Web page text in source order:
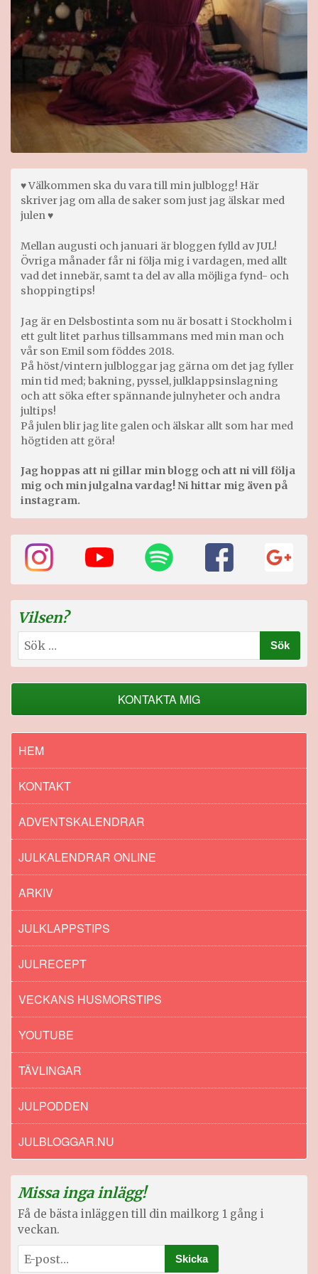
♥ Välkommen ska du vara till min julblogg! Här
skriver jag om alla de saker som just jag älskar med
julen ♥
Mellan augusti och januari är bloggen fylld av JUL!
Övriga månader får ni följa mig i vardagen, med allt
vad det innebär, samt ta del av alla möjliga fynd- och
shoppingtips!
Jag är en Delsbostinta som nu är bosatt i Stockholm i
ett gult litet parhus tillsammans med min man och
vår son Emil som föddes 2018.
På höst/vintern julbloggar jag gärna om det jag fyller
min tid med; bakning, pyssel, julklappsinslagning
och att söka efter spännande julnyheter och andra
jultips!
På julen blir jag lite galen och älskar allt som har med
högtiden att göra!
Jag hoppas att ni gillar min blogg och att ni vill följa
mig och min julgalna vardag! Ni hittar mig även på
instagram.
Vilsen?
Sök
efter:
KONTAKTA MIG
HEM
KONTAKT
ADVENTSKALENDRAR
JULKALENDRAR ONLINE
ARKIV
JULKLAPPSTIPS
JULRECEPT
VECKANS HUSMORSTIPS
YOUTUBE
TÄVLINGAR
JULPODDEN
JULBLOGGAR.NU
Missa inga inlägg!
Få de bästa inläggen till din mailkorg 1 gång i
veckan.